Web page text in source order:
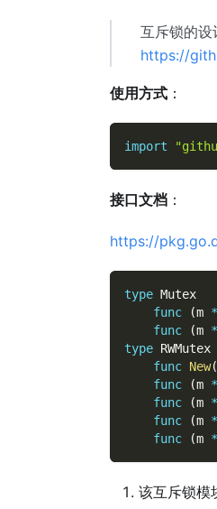
互斥锁的设
https://
使用方式 ：
import
接口文档 ：
https://
type Mutex
func
(m *
func
(m *
type RWMutex
func New(
func
(m *
func
(m *
func
(m *
func
(m *
该互斥锁模